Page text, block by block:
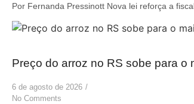
Por Fernanda Pressinott Nova lei reforça a
Preço do arroz no RS sobe para o
6 de agosto de 2026 /
No Comments